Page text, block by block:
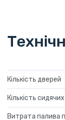
Кількість дверей
Кількість
Витрата палива